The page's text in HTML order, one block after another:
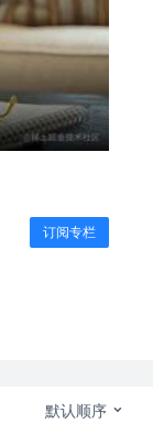
订阅专栏
默认顺序